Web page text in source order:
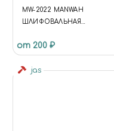
MW-2022 MANWAH
ШЛИФОВАЛЬНАЯ
СУХАЯ, В ПЛАСТИКОВОЙ
УПАКОВКЕ
от 200 ₽
jas